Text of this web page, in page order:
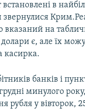
в
звернулися
вказаний на
є, але їх
касирка.
банків і
минулого
рубля у вівторок,